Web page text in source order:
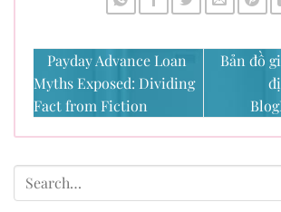
Payday Advance Loan
Myths Exposed: Dividing
Fact from Fiction
Bản đồ